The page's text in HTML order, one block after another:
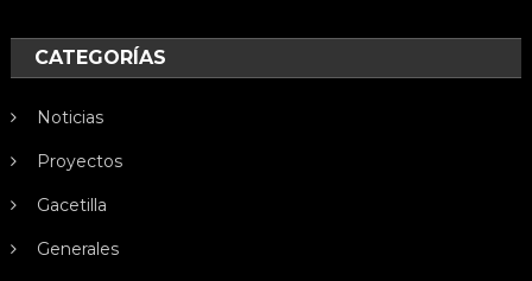
CATEGORÍAS
Noticias
Proyectos
Gacetilla
Generales